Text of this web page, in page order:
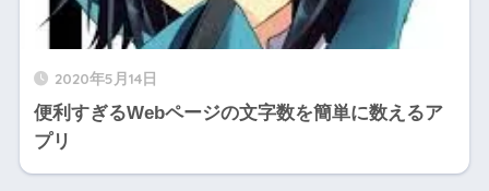
2020年5月14日
便利すぎるWebページの文字数を簡単に数えるア
プリ